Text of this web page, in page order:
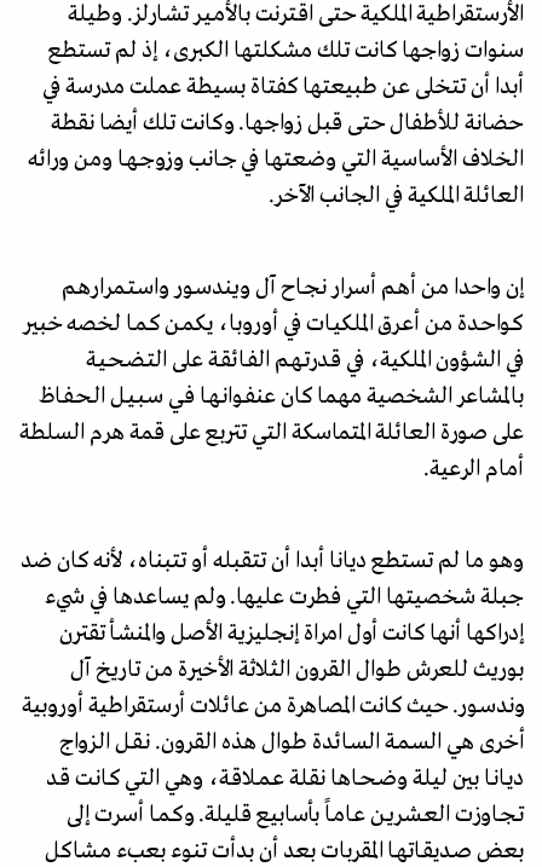
الأرستقراطية الملكية حتى اقـتـرنت بالأمـيـر تشـارلز. وطيلة
سنوات زواجها كانت تلك مشكلتها الكبرى، إذ لم تستطع
أبدا أن تتخلى عن طبيعتها كفتاة بسيطة عملت مدرسة في
حضانة للأطفال حتى قبل زواجها. وكانت تلك أيضا نقطة
الخلاف الأساسية التي وضعتها في جـانب وزوجـهـا ومن ورائه
العائلة الملكية في الجانب الآخر.
إن واحدا من أهـم أسـرار نجـاح آل ويندسـور واسـتـمـرارهـم
كـواحـدة من أعـرق الملكيـات في أوروبا، يكمـن كـمـا لخصه خبير
في الشؤون الملكية، في قـدرتـهـم الفـائقـة على التـضـحـيـة
بالمشاعر الشخصية مهما كان عنفـوانـهـا فـي سـبـيـل الـحـفـاظ
على صورة العائلة المتماسكة التي تتربع على قمة هرم السلطة
أمام الرعية.
وهو ما لم تستطع ديانا أبدا أن تتقبله أو تتبناه، لأنه كان ضد
جبلة شخصيتها التي فطرت عليها. ولم يساعدها في شيء
إدراكها أنها كانت أول امراة إنجليزية الأصل والمنشـأ تقترن
بوريث للعرش طوال القرون الثلاثة الأخيرة من تاريخ آل
وندسـور. حيث كانت المصاهرة من عائلات أرستقراطية أوروبية
أخرى هي السـمـة السـائدة طوال هذه القرون. نـقـل الـزواج
ديـانـا بين ليلة وضـحـاها نقلة عـمـلاقـة، وهي التي كـانـت قـد
تـجـاوزت العـشـريـن عـامـاً بأسابيع قليلة. وكـمـا أسـرت إلى
بعض صـديقـاتهـا المقربات بعد أن بدأت تنوء بعبء مـشـاكل